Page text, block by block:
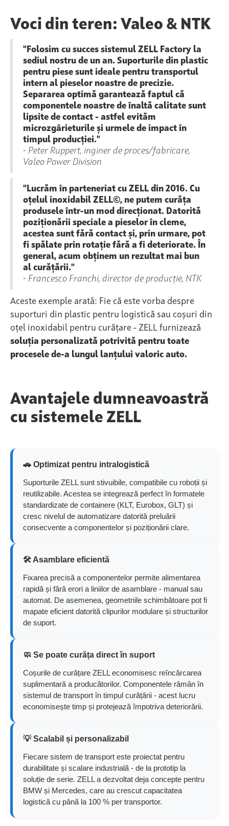
Voci din teren: Valeo & NTK
"Folosim cu succes sistemul ZELL Factory la
sediul nostru de un an. Suporturile din plastic
pentru piese sunt ideale pentru transportul
intern al pieselor noastre de precizie.
Separarea optimă garantează faptul că
componentele noastre de înaltă calitate sunt
lipsite de contact - astfel evităm
microzgârieturile și urmele de impact în
timpul producției."
- Peter Ruppert, inginer de proces/fabricare,
Valeo Power Division
"Lucrăm în parteneriat cu ZELL din 2016. Cu
oțelul inoxidabil ZELL©, ne putem curăța
produsele într-un mod direcționat. Datorită
poziționării speciale a pieselor în cleme,
acestea sunt fără contact și, prin urmare, pot
fi spălate prin rotație fără a fi deteriorate. În
general, acum obținem un rezultat mai bun
al curățării."
- Francesco Franchi, director de producție, NTK
Aceste exemple arată: Fie că este vorba despre
suporturi din plastic pentru logistică sau coșuri din
oțel inoxidabil pentru curățare - ZELL furnizează
soluția personalizată potrivită pentru toate
procesele de-a lungul lanțului valoric auto.
Avantajele dumneavoastră
cu sistemele ZELL
🚗 Optimizat pentru intralogistică
Suporturile ZELL sunt stivuibile, compatibile cu roboții și
reutilizabile. Acestea se integrează perfect în formatele
standardizate de containere (KLT, Eurobox, GLT) și
cresc nivelul de automatizare datorită preluării
consecvente a componentelor și poziționării clare.
🛠️ Asamblare eficientă
Fixarea precisă a componentelor permite alimentarea
rapidă și fără erori a liniilor de asamblare - manual sau
automat. De asemenea, geometriile schimbătoare pot fi
mapate eficient datorită clipurilor modulare și structurilor
de suport.
🧼 Se poate curăța direct în suport
Coșurile de curățare ZELL economisesc reîncărcarea
suplimentară a producătorilor. Componentele rămân în
sistemul de transport în timpul curățării - acest lucru
economisește timp și protejează împotriva deteriorării.
💡 Scalabil și personalizabil
Fiecare sistem de transport este proiectat pentru
durabilitate și scalare industrială - de la prototip la
soluție de serie. ZELL a dezvoltat deja concepte pentru
BMW și Mercedes, care au crescut capacitatea
logistică cu până la 100 % per transportor.